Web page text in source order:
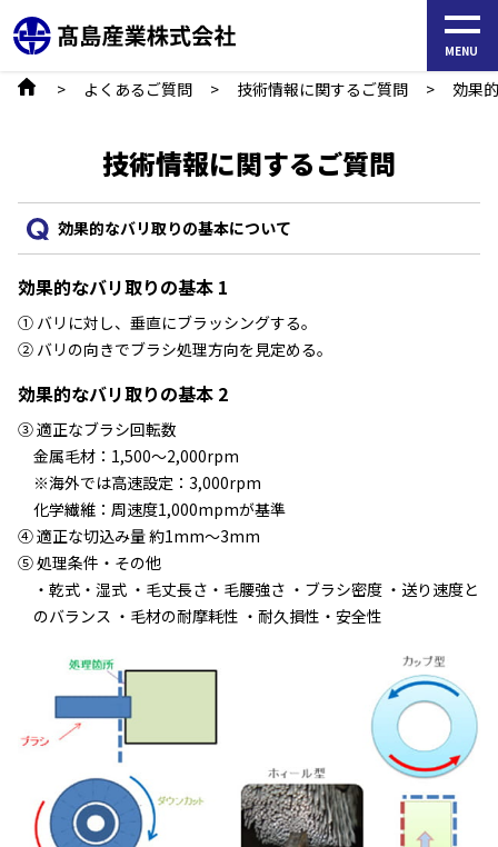
MENU
よくあるご質問 技術情報に関するご質問 効果
技術情報に関するご質問
効果的なバリ取りの基本について
効果的なバリ取りの基本 1
① バリに対し、垂直にブラッシングする。
② バリの向きでブラシ処理方向を見定める。
効果的なバリ取りの基本 2
③ 適正なブラシ回転数
金属毛材：1,500～2,000rpm
※海外では高速設定：3,000rpm
化学繊維：周速度1,000mpmが基準
④ 適正な切込み量 約1mm～3mm
⑤ 処理条件・その他
・乾式・湿式 ・毛丈長さ・毛腰強さ ・ブラシ密度 ・送り速度と
のバランス ・毛材の耐摩耗性 ・耐久損性・安全性